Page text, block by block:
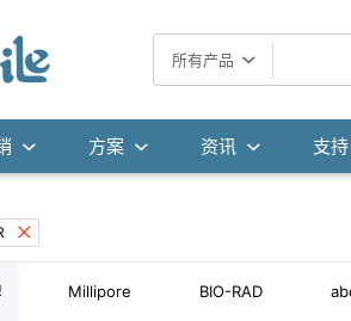
所有产品
方案 资讯 支持
Millipore BIO-RAD